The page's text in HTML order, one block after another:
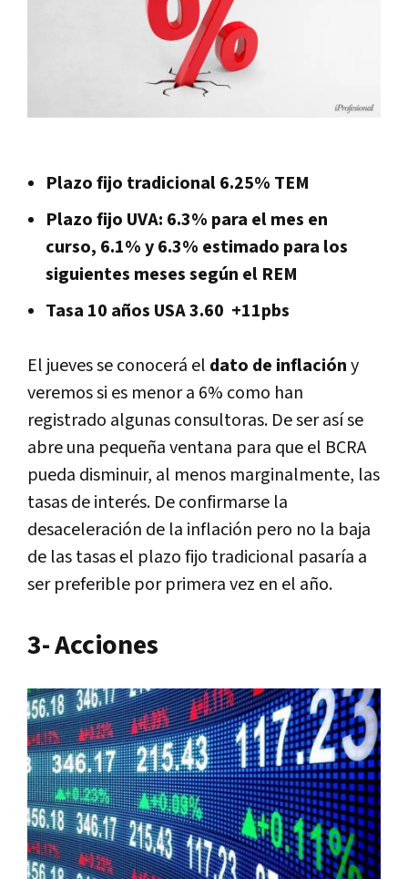
Plazo fijo tradicional 6.25% TEM
Plazo fijo UVA: 6.3% para el mes en
curso, 6.1% y 6.3% estimado para los
siguientes meses según el REM
Tasa 10 años USA 3.60 +11pbs
El jueves se conocerá el dato de inflacióny
veremos si es menor a 6% como han
registrado algunas consultoras. De ser así se
abre una pequeña ventana para que el BCRA
pueda disminuir, al menos marginalmente, las
tasas de interés. De confirmarse la
desaceleración de la inflación pero no la baja
de las tasas el plazo fijo tradicional pasaría a
ser preferible por primera vez en el año.
3- Acciones